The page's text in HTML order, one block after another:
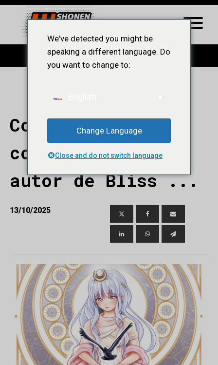
Conversamos hoje
com Filipe Gazen,
autor de Bliss ...
13/10/2025
We've detected you might be
speaking a different language. Do
you want to change to:
Change Language
Close and do not switch language